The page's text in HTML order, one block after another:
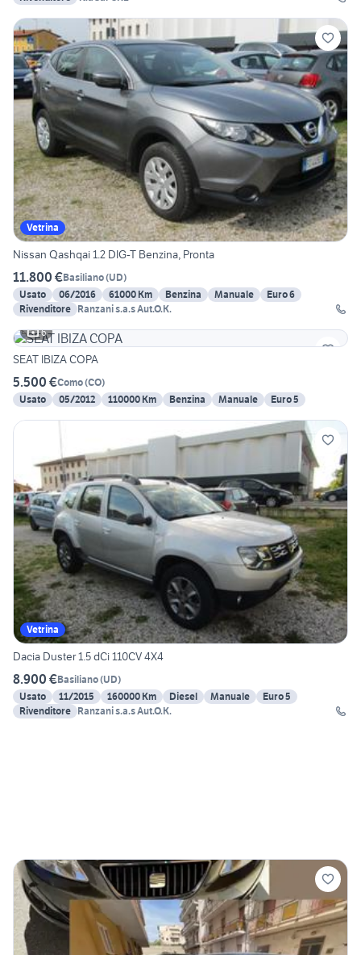
Vetrina
Nissan Qashqai 1.2 DIG-T Benzina, Pronta
11.800 €Basiliano(UD)
Usato
06/2016 61000 Km Benzina Manuale
Euro 6
Rivenditore Ranzani s.a.s Aut.O.K.
6
SEAT IBIZA COPA
5.500 €Como(CO)
Usato
05/2012 110000 Km Benzina Manuale Euro 5
Vetrina
Dacia Duster 1.5 dCi 110CV 4X4
8.900 €Basiliano(UD)
Usato
11/2015 160000 Km Diesel Manuale
Euro 5
Rivenditore Ranzani s.a.s Aut.O.K.